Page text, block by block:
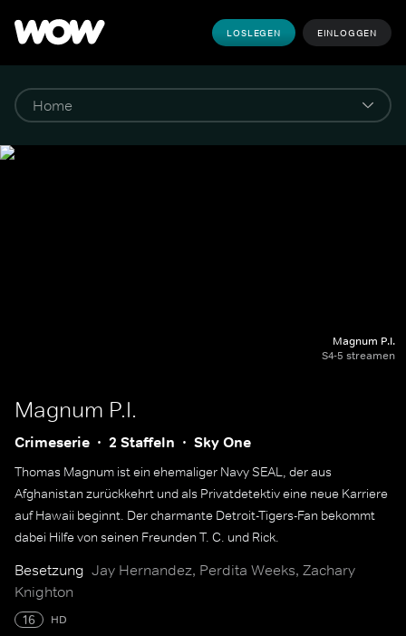
LOSLEGEN EINLOGGEN
Magnum P.I.
S4-5 streamen
Magnum P.I.
Crimeserie 2 Staffeln Sky One
Thomas Magnum ist ein ehemaliger Navy SEAL, der aus
Afghanistan zurückkehrt und als Privatdetektiv eine neue Karriere
auf Hawaii beginnt. Der charmante Detroit-Tigers-Fan bekommt
dabei Hilfe von seinen Freunden T. C. und Rick.
Besetzung Jay Hernandez, Perdita Weeks, Zachary
Knighton
16 HD